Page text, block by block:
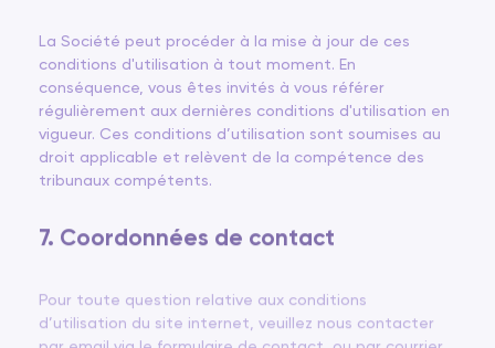
La Société peut procéder à la mise à jour de ces
conditions d'utilisation à tout moment. En
conséquence, vous êtes invités à vous référer
régulièrement aux dernières conditions d'utilisation en
vigueur. Ces conditions d’utilisation sont soumises au
droit applicable et relèvent de la compétence des
tribunaux compétents.
7. Coordonnées de contact
Pour toute question relative aux conditions
d’utilisation du site internet, veuillez nous contacter